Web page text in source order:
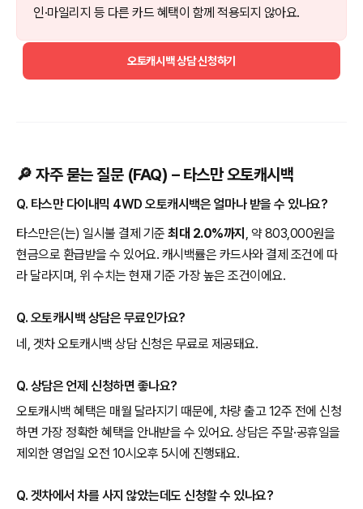
인·마일리지 등 다른 카드 혜택이 함께 적용되지 않아요.
오토캐시백 상담 신청하기
🔎 자주 묻는 질문 (FAQ) – 타스만 오토캐시백
Q. 타스만 다이내믹 4WD 오토캐시백은 얼마나 받을 수 있나요?
타스만은(는) 일시불 결제 기준 최대 2.0%까지 , 약 803,000원을
현금으로 환급받을 수 있어요. 캐시백률은 카드사와 결제 조건에 따
라 달라지며, 위 수치는 현재 기준 가장 높은 조건이에요.
Q. 오토캐시백 상담은 무료인가요?
네, 겟차 오토캐시백 상담 신청은 무료로 제공돼요.
Q. 상담은 언제 신청하면 좋나요?
오토캐시백 혜택은 매월 달라지기 때문에, 차량 출고 12주 전에 신청
하면 가장 정확한 혜택을 안내받을 수 있어요. 상담은 주말·공휴일을
제외한 영업일 오전 10시오후 5시에 진행돼요.
Q. 겟차에서 차를 사지 않았는데도 신청할 수 있나요?